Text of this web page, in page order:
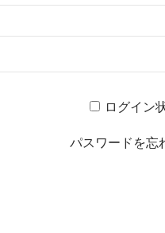
ログイン
パスワードを忘